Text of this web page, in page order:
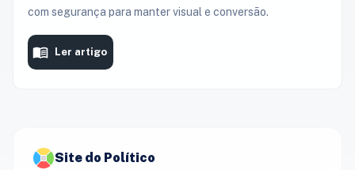
com segurança para manter visual e conversão.
Ler artigo
Site do Político